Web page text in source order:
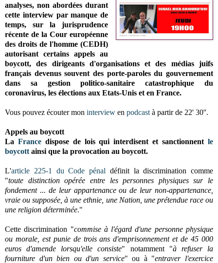
analyses, non abordées durant
cette interview par manque de
temps, surla jurisprudence
récente de la Cour européenne
des droits de l'homme (CEDH)
autorisant certains appels au
boycott, des dirigeants d'organisations et des médias juifs
français devenus souvent des porte-paroles du gouvernement
dans sa gestion politico-sanitaire catastrophique du
coronavirus, les élections aux Etats-Unis et en France.
Vous pouvez écouter mon interview en podcast à partir de 22' 30''.
Appels au boycott
La Francedispose de lois qui interdisent et sanctionnentle
boycott ainsi que la provocation au boycott.
L'article 225-1 du Code pénal définit ladiscrimination comme
"toute distinction opérée entre les personnes physiques sur le
fondement ... de leur appartenance ou de leur non-appartenance,
vraie ou supposée, à une ethnie, une Nation, une prétendue race ou
une religion déterminée."
Cette discrimination "commise à l'égard d'une personne physique
ou morale, est punie de trois ans d'emprisonnement et de 45 000
euros d'amende lorsqu'elle consiste" notamment "à refuser la
fourniture d'un bien ou d'un service" ou à "entraver l'exercice